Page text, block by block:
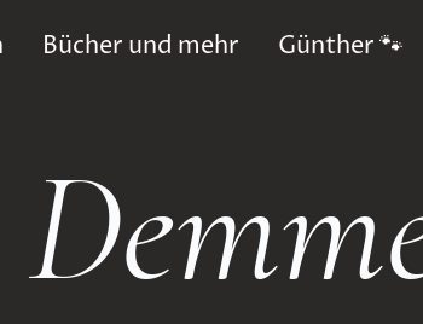
Bücher und mehr Günther 🐾